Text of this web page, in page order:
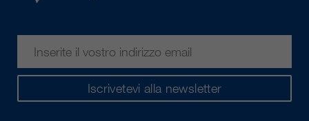
Iscrivetevi alla newsletter